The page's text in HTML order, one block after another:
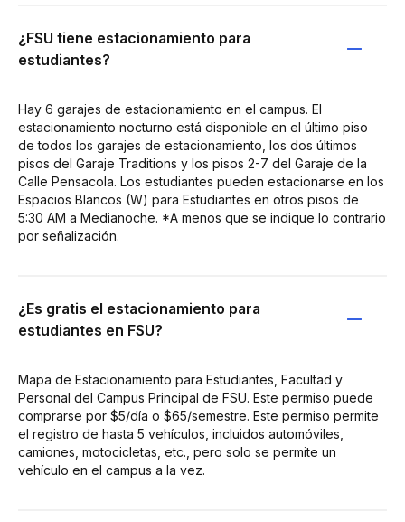
¿FSU tiene estacionamiento para
estudiantes?
Hay 6 garajes de estacionamiento en el campus. El
estacionamiento nocturno está disponible en el último piso
de todos los garajes de estacionamiento, los dos últimos
pisos del Garaje Traditions y los pisos 2-7 del Garaje de la
Calle Pensacola. Los estudiantes pueden estacionarse en los
Espacios Blancos (W) para Estudiantes en otros pisos de
5:30 AM a Medianoche. *A menos que se indique lo contrario
por señalización.
¿Es gratis el estacionamiento para
estudiantes en FSU?
Mapa de Estacionamiento para Estudiantes, Facultad y
Personal del Campus Principal de FSU. Este permiso puede
comprarse por $5/día o $65/semestre. Este permiso permite
el registro de hasta 5 vehículos, incluidos automóviles,
camiones, motocicletas, etc., pero solo se permite un
vehículo en el campus a la vez.